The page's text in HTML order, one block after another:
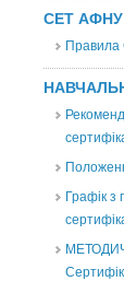
СЕТ АФНУ
Графік з